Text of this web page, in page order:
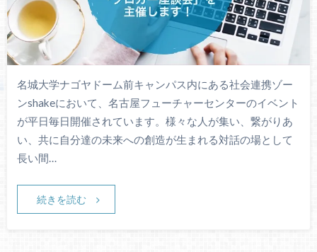
名城大学ナゴヤドーム前キャンパス内にある社会連携ゾー
ンshakeにおいて、名古屋フューチャーセンターのイベント
が平日毎日開催されています。様々な人が集い、繋がりあ
い、共に自分達の未来への創造が生まれる対話の場として
長い間…
続きを読む